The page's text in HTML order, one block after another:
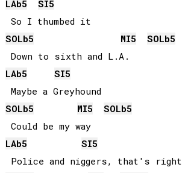
LAb5 SI5
SOLb5 MI5 SOLb5
LAb5 SI5
SOLb5 MI5 SOLb5
Could be my way
LAb5 SI5